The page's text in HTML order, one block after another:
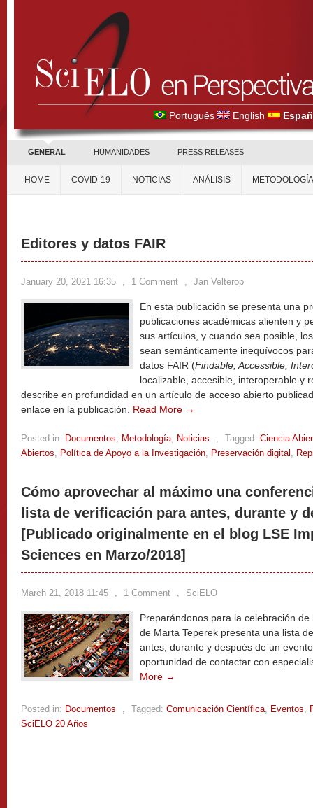
Português English
GENERAL HUMANIDADES PRESS RELEASES
HOME COVID-19 NOTICIAS ANÁLISIS METODOLOGÍA
Editores y datos FAIR
January 20, 2021 16:35 , 1 Comment , Jan Velterop
En esta publicación se presenta una
publicaciones académicas alienten y
sus artículos, y cuando sea posible,
sean semánticamente inequívocos
datos FAIR (Findable, Accessible,
localizable, accesible, interoperable y
describe en profundidad en un artículo de acceso abierto
enlace en la publicación. Read More →
Posted in: Documentos, Metodología, Noticias , Tagged: Ciencia
Abiertos, Política de Apoyo a la Investigación, Preservación digital ,
Cómo aprovechar al máximo una
lista de verificación para antes, durante y
[Publicado originalmente en el blog LSE
Sciences en Marzo/2018]
March 21, 2018 11:45 , 1 Comment , SciELO
Preparándonos para la celebración
de Marta Teperek presenta una lista
antes, durante y después de un
oportunidad de contactar con
More →
Posted in: Documentos , Tagged: Comunicación Científica, Eventos,
SciELO 20 Años